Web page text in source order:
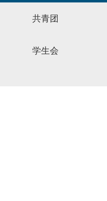
共青团
学生会